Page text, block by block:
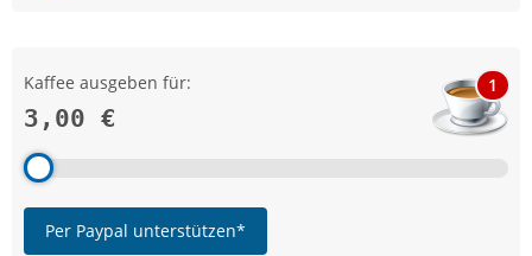
Kaffee ausgeben für:
3,00 €
1
Per Paypal unterstützen*